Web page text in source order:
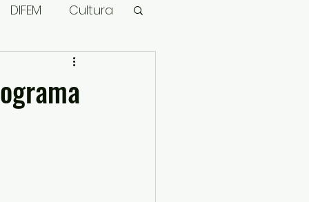
DIFEM Cultura